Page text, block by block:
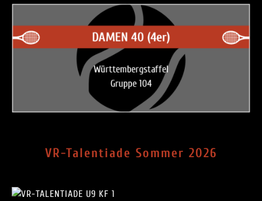
VR-Talentiade Sommer 2026